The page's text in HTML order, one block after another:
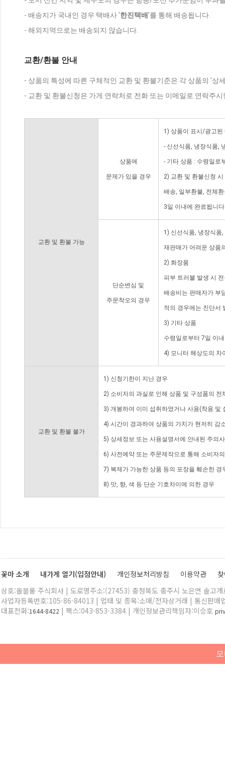
- 배송지가 국내인 경우 택배사 '한진택배'를 통해 배송됩니다.
- 해외지역으로는 배송되지 않습니다.
교환/환불 안내
- 상품의 특성에 따른 구체적인 교환 및 환불기준은 각 상품의 '상
- 교환 및 환불신청은 가게 연락처로 전화 또는 이메일로 연락주
교환 및 환불 가능
상품에
문제가 있을 경우
1) 상품이 표시/광고된
- 신선식품, 냉장식품,
- 기타 상품 : 수령일로
2) 교환 및 환불신청
배송, 일부환불, 전체
3일 이내에 완료됩니
단순변심 및
주문착오의 경우
1) 신선식품, 냉장식품
재판매가 어려운 상품
2) 화장품
피부 트러블 발생 시
배송비는 판매자가 부
적의 경우에는 진단서
3) 기타 상품
수령일로부터 7일 이
4) 모니터 해상도의 차
교환 및 환불 불가
1) 신청기한이 지난 경우
2) 소비자의 과실로 인해 상품 및 구성품의
3) 개봉하여 이미 섭취하였거나 사용(착용 및
4) 시간이 경과하여 상품의 가치가 현저히 감
5) 상세정보 또는 사용설명서에 안내된 주의
6) 사전예약 또는 주문제작으로 통해 소비자
7) 복제가 가능한 상품 등의 포장을 훼손한 경
8) 맛, 향, 색 등 단순 기호차이에 의한 경우
꽃마 소개 내가게 열기(입점안내) 개인정보처리방침 이용약관
상호:올블룸 주식회사 | 도로명주소:(27453) 충청북도 충주시 노은면 솔고
사업자등록번호:105-86-84013 | 업태 및 종목:소매/전자상거래 | 통신판매
대표전화:1644-8422 | 팩스:043-853-3384 | 개인정보관리책임자:이승호